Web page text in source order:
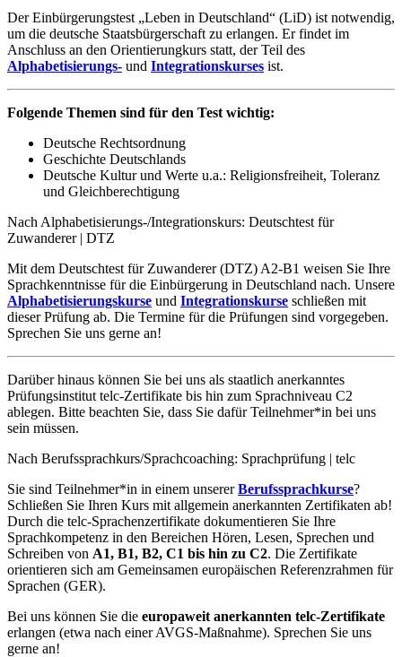
Der Einbürgerungstest „Leben in Deutschland“ (LiD) ist notwendig,
um die deutsche Staatsbürgerschaft zu erlangen. Er findet im
Anschluss an den Orientierungkurs statt, der Teil des
Alphabetisierungs- und Integrationskurses ist.
Folgende Themen sind für den Test wichtig:
Deutsche Rechtsordnung
Geschichte Deutschlands
Deutsche Kultur und Werte u.a.: Religionsfreiheit, Toleranz
und Gleichberechtigung
Nach Alphabetisierungs-/Integrationskurs: Deutschtest für
Zuwanderer | DTZ
Mit dem Deutschtest für Zuwanderer (DTZ) A2-B1 weisen Sie Ihre
Sprachkenntnisse für die Einbürgerung in Deutschland nach. Unsere
Alphabetisierungskurse und Integrationskurse schließen mit
dieser Prüfung ab. Die Termine für die Prüfungen sind vorgegeben.
Sprechen Sie uns gerne an!
Darüber hinaus können Sie bei uns als staatlich anerkanntes
Prüfungsinstitut telc-Zertifikate bis hin zum Sprachniveau C2
ablegen. Bitte beachten Sie, dass Sie dafür Teilnehmer*in bei uns
sein müssen.
Nach Berufssprachkurs/Sprachcoaching: Sprachprüfung | telc
Sie sind Teilnehmer*in in einem unsererBerufssprachkurse?
Schließen Sie Ihren Kurs mit allgemein anerkannten Zertifikaten ab!
Durch die telc-Sprachenzertifikate dokumentieren Sie Ihre
Sprachkompetenz in den Bereichen Hören, Lesen, Sprechen und
Schreiben von A1, B1, B2, C1 bis hin zu C2. Die Zertifikate
orientieren sich am Gemeinsamen europäischen Referenzrahmen für
Sprachen (GER).
Bei uns können Sie die europaweit anerkannten telc-Zertifikate
erlangen (etwa nach einer AVGS-Maßnahme). Sprechen Sie uns
gerne an!